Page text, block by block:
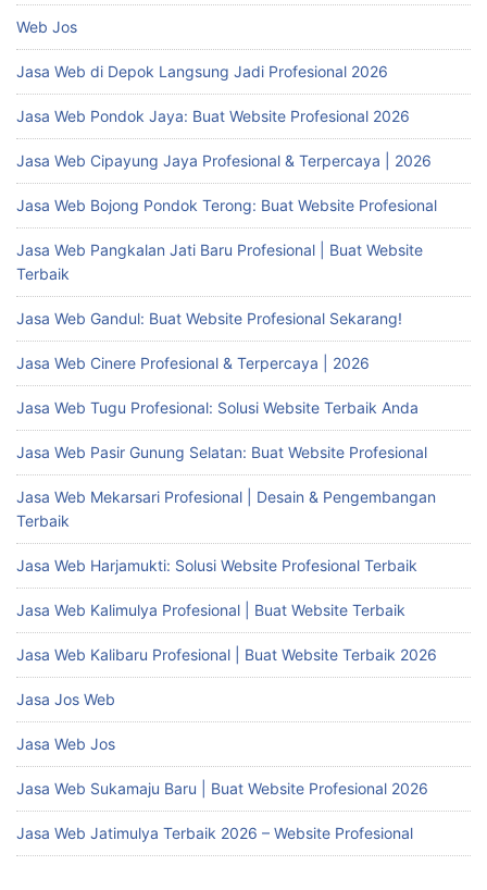
Web Jos
Jasa Web di Depok Langsung Jadi Profesional 2026
Jasa Web Pondok Jaya: Buat Website Profesional 2026
Jasa Web Cipayung Jaya Profesional & Terpercaya | 2026
Jasa Web Bojong Pondok Terong: Buat Website Profesional
Jasa Web Pangkalan Jati Baru Profesional | Buat Website
Terbaik
Jasa Web Gandul: Buat Website Profesional Sekarang!
Jasa Web Cinere Profesional & Terpercaya | 2026
Jasa Web Tugu Profesional: Solusi Website Terbaik Anda
Jasa Web Pasir Gunung Selatan: Buat Website Profesional
Jasa Web Mekarsari Profesional | Desain & Pengembangan
Terbaik
Jasa Web Harjamukti: Solusi Website Profesional Terbaik
Jasa Web Kalimulya Profesional | Buat Website Terbaik
Jasa Web Kalibaru Profesional | Buat Website Terbaik 2026
Jasa Jos Web
Jasa Web Jos
Jasa Web Sukamaju Baru | Buat Website Profesional 2026
Jasa Web Jatimulya Terbaik 2026 – Website Profesional